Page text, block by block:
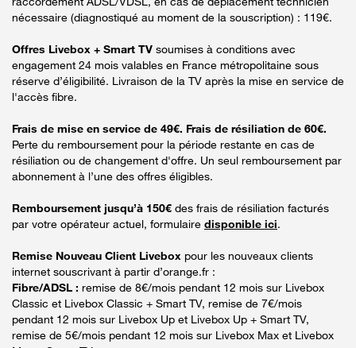
nécessaire (diagnostiqué au moment de la souscription) : 119€.
Offres Livebox + Smart TV soumises à conditions avec
engagement 24 mois valables en France métropolitaine sous
réserve d’éligibilité. Livraison de la TV après la mise en service de
l'accès fibre.
Frais de mise en service de 49€. Frais de résiliation de 60€.
Perte du remboursement pour la période restante en cas de
résiliation ou de changement d'offre. Un seul remboursement par
abonnement à l’une des offres éligibles.
Remboursement jusqu’à 150€ des frais de résiliation facturés
par votre opérateur actuel, formulaire disponible ici.
Remise Nouveau Client Livebox pour les nouveaux clients
internet souscrivant à partir d’orange.fr :
Fibre/ADSL : remise de 8€/mois pendant 12 mois sur Livebox
Classic et Livebox Classic + Smart TV, remise de 7€/mois
pendant 12 mois sur Livebox Up et Livebox Up + Smart TV,
remise de 5€/mois pendant 12 mois sur Livebox Max et Livebox